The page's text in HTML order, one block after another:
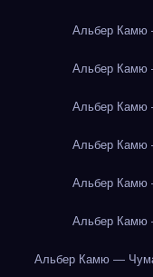
Альбер
Альбер
Альбер
Альбер
Альбер
Альбер
Альбер Камю —